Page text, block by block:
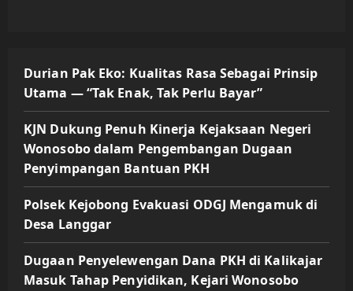
Durian Pak Eko: Kualitas Rasa Sebagai Prinsip
Utama — “Tak Enak, Tak Perlu Bayar”
KJN Dukung Penuh Kinerja Kejaksaan Negeri
Wonosobo dalam Pengembangan Dugaan
Penyimpangan Bantuan PKH
Polsek Kejobong Evakuasi ODGJ Mengamuk di
Desa Langgar
Dugaan Penyelewengan Dana PKH di Kalikajar
Masuk Tahap Penyidikan, Kejari Wonosobo